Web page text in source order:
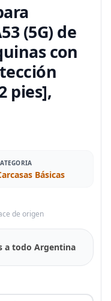
(5G) de
con
pies],
Básicas
de origen
a todo Argentina